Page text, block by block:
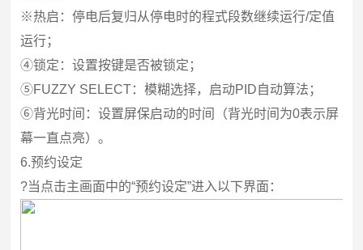
※热启：停电后复归从停电时的程式段数继续运行/定值
运行；
④锁定：设置按键是否被锁定；
⑤FUZZY SELECT：模糊选择，启动PID自动算法；
⑥背光时间：设置屏保启动的时间（背光时间为0表示屏
幕一直点亮）。
6.预约设定
?当点击主画面中的“预约设定”进入以下界面：